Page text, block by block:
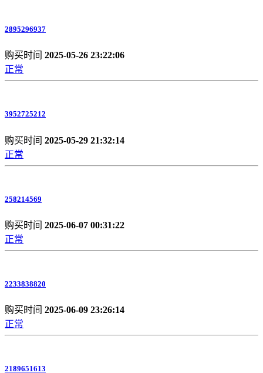
2895296937
购买时间 2025-05-26 23:22:06
正常
3952725212
购买时间 2025-05-29 21:32:14
正常
258214569
购买时间 2025-06-07 00:31:22
正常
2233838820
购买时间 2025-06-09 23:26:14
正常
2189651613